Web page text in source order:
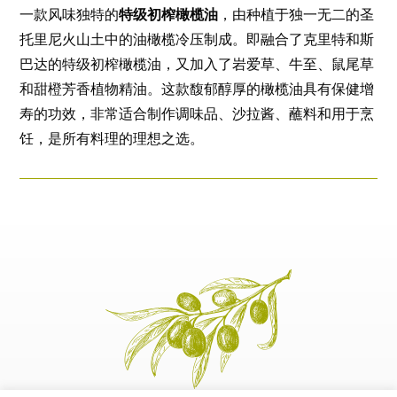
一款风味独特的特级初榨橄榄油 ，由种植于独一无二的圣
托里尼火山土中的油橄榄冷压制成。即融合了克里特和斯
巴达的特级初榨橄榄油，又加入了岩爱草、牛至、鼠尾草
和甜橙芳香植物精油。这款馥郁醇厚的橄榄油具有保健增
寿的功效，非常适合制作调味品、沙拉酱、蘸料和用于烹
饪，是所有料理的理想之选。